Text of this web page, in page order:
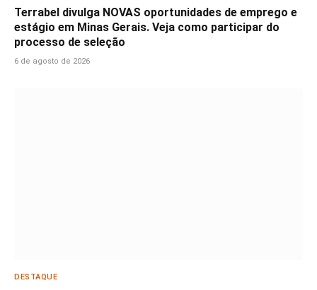
Terrabel divulga NOVAS oportunidades de emprego e
estágio em Minas Gerais. Veja como participar do
processo de seleção
6 de agosto de 2026
DESTAQUE